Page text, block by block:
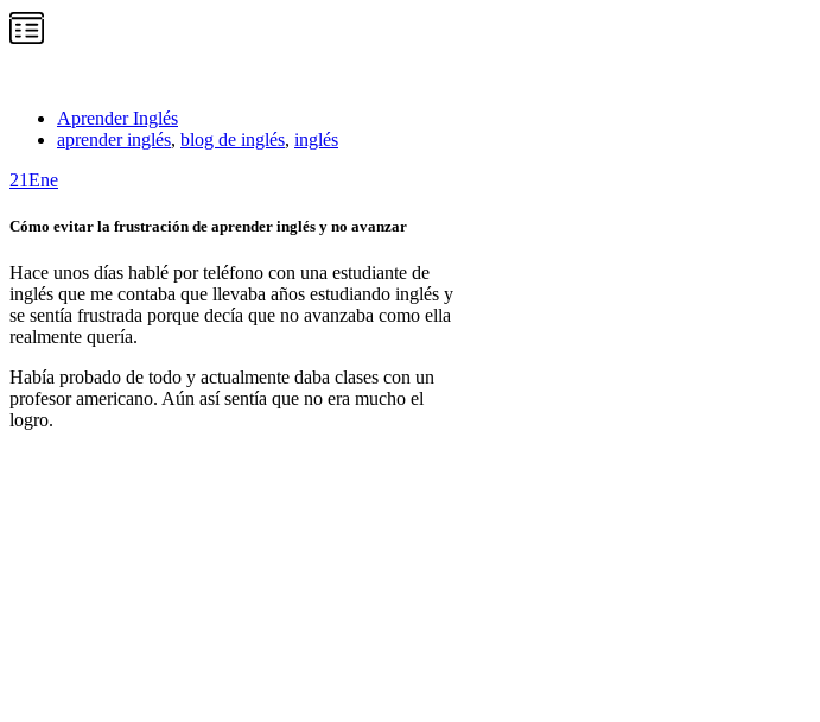
Aprender Inglés
aprender inglés, blog de inglés, inglés
21Ene
Cómo evitar la frustración de aprender inglés y no avanzar
Hace unos días hablé por teléfono con una estudiante de
inglés que me contaba que llevaba años estudiando inglés y
se sentía frustrada porque decía que no avanzaba como ella
realmente quería.
Había probado de todo y actualmente daba clases con un
profesor americano. Aún así sentía que no era mucho el
logro.